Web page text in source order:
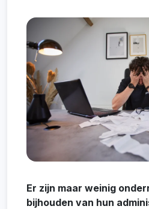
Er zijn maar weinig
bijhouden van hun